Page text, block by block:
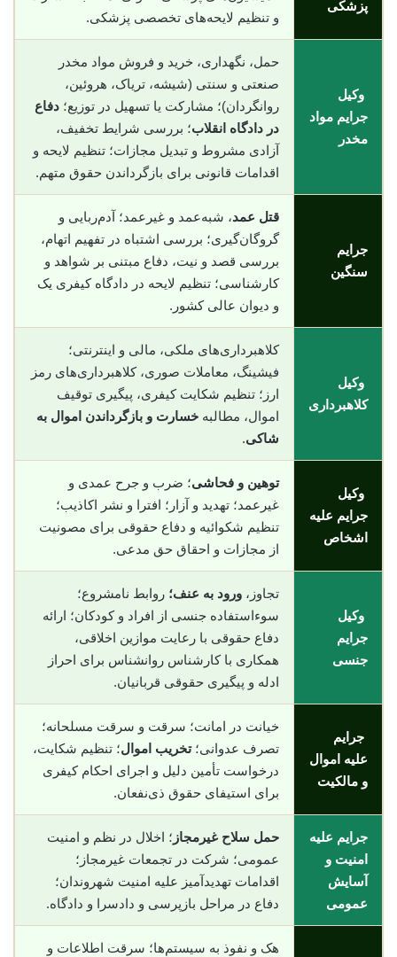
پزشکی
و تنظیم لایحه‌های تخصصی پزشکی.
وکیل
جرایم مواد
مخدر
حمل، نگهداری، خرید و فروش مواد مخدر
صنعتی و سنتی (شیشه، تریاک، هروئین،
روانگردان)؛ مشارکت یا تسهیل در توزیع؛ دفاع
در دادگاه انقلاب؛ بررسی شرایط تخفیف،
آزادی مشروط و تبدیل مجازات؛ تنظیم لایحه و
اقدامات قانونی برای بازگرداندن حقوق متهم.
جرایم
سنگین
قتل عمد، شبه‌عمد و غیرعمد؛ آدم‌ربایی و
گروگان‌گیری؛ بررسی اشتباه در تفهیم اتهام،
بررسی قصد و نیت، دفاع مبتنی بر شواهد و
کارشناسی؛ تنظیم لایحه در دادگاه کیفری یک
و دیوان عالی کشور.
وکیل
کلاهبرداری
کلاهبرداری‌های ملکی، مالی و اینترنتی؛
فیشینگ، معاملات صوری، کلاهبرداری‌های رمز
ارز؛ تنظیم شکایت کیفری، پیگیری توقیف
اموال، مطالبه خسارت و بازگرداندن اموال به
شاکی.
وکیل
جرایم علیه
اشخاص
توهین و فحاشی؛ ضرب و جرح عمدی و
غیرعمد؛ تهدید و آزار؛ افترا و نشر اکاذیب؛
تنظیم شکوائیه و دفاع حقوقی برای مصونیت
از مجازات و احقاق حق مدعی.
وکیل
جرایم
جنسی
تجاوز، ورود به عنف؛ روابط نامشروع؛
سوءاستفاده جنسی از افراد و کودکان؛ ارائه
دفاع حقوقی با رعایت موازین اخلاقی،
همکاری با کارشناس روانشناس برای احراز
ادله و پیگیری حقوقی قربانیان.
جرایم
علیه اموال
و مالکیت
خیانت در امانت؛ سرقت و سرقت مسلحانه؛
تصرف عدوانی؛تخریب اموال؛ تنظیم شکایت،
درخواست تأمین دلیل و اجرای احکام کیفری
برای استیفای حقوق ذی‌نفعان.
جرایم علیه
امنیت و
آسایش
عمومی
حمل سلاح غیرمجاز ؛ اخلال در نظم و امنیت
عمومی؛ شرکت در تجمعات غیرمجاز؛
اقدامات تهدیدآمیز علیه امنیت شهروندان؛
دفاع در مراحل بازپرسی و دادسرا و دادگاه.
هک و نفوذ به سیستم‌ها؛ سرقت اطلاعات و